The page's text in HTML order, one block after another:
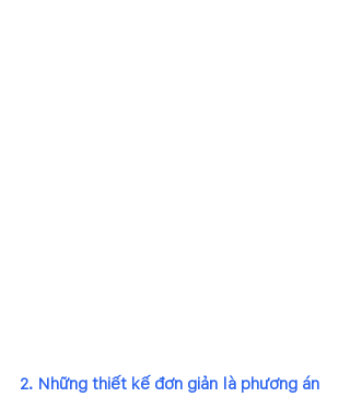
2. Những thiết kế đơn giản là phương án